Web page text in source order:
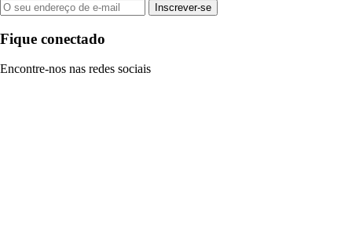
Inscrever-se
Fique conectado
Encontre-nos nas redes sociais